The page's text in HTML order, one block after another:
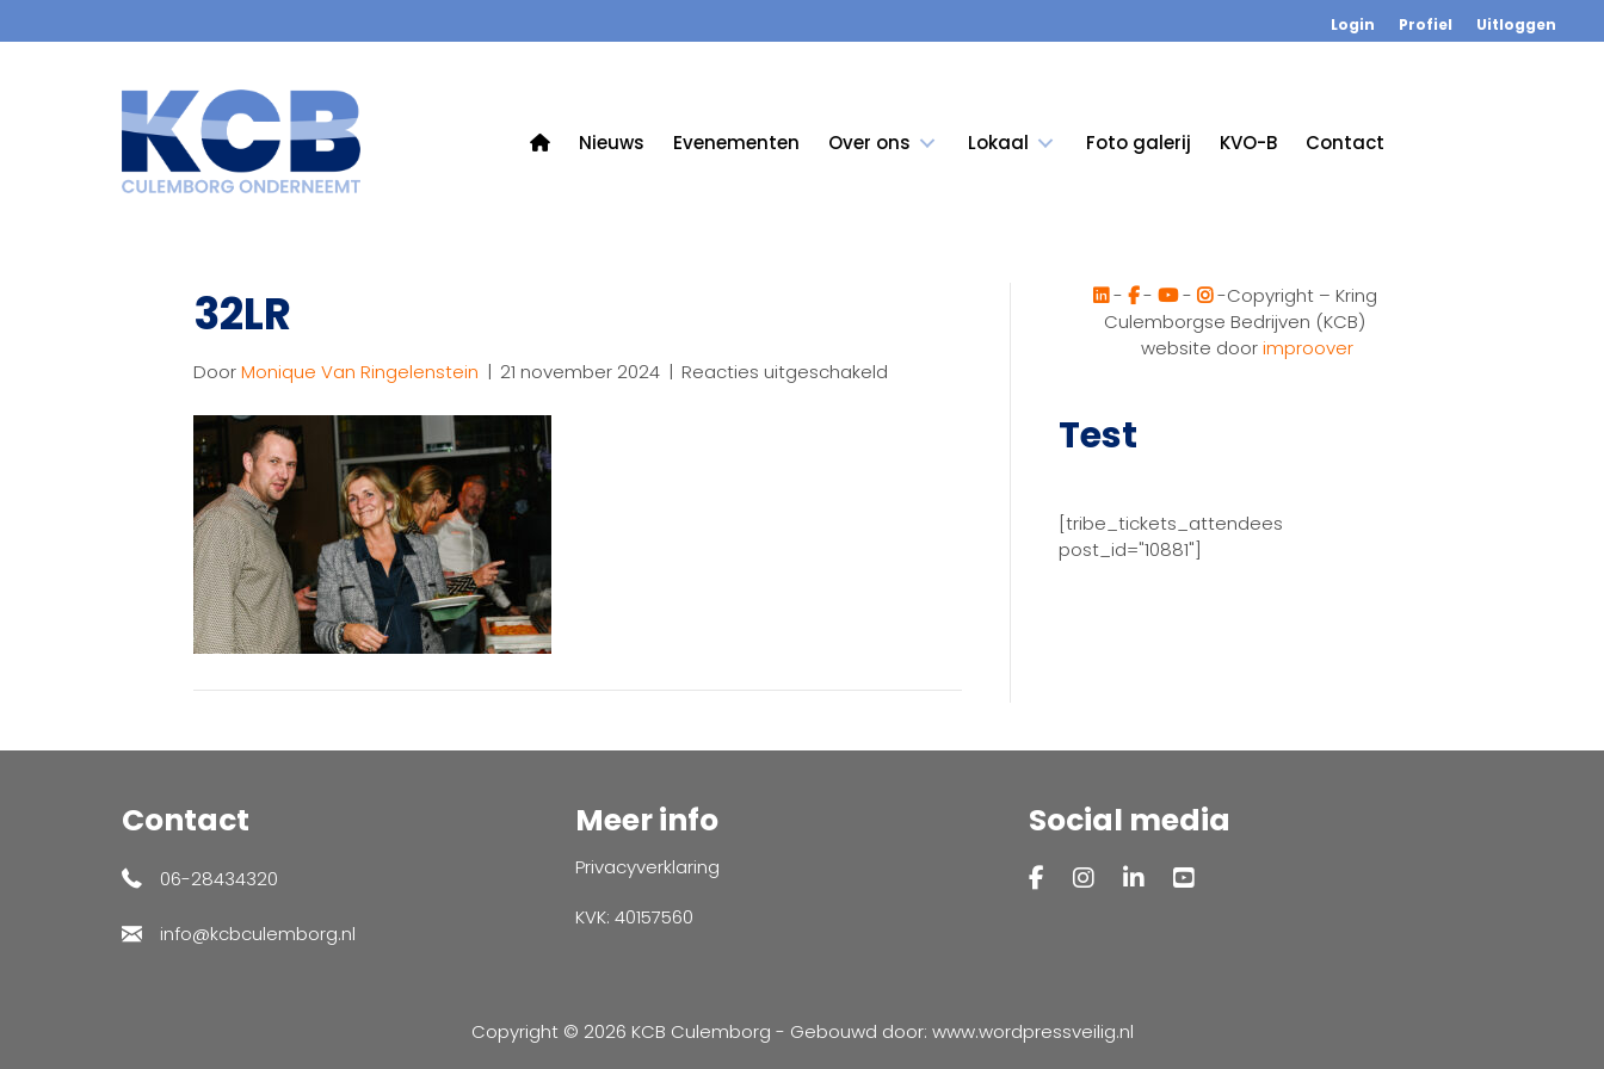
Login Profiel Uitloggen
Nieuws Evenementen Over ons Lokaal Foto galerij KVO-B Contact
32LR
DoorMonique Van Ringelenstein | 21 november 2024 | Reacties uitgeschakeld
- - -
-Copyright – Kring
Culemborgse Bedrijven (KCB)
website doorimproover
Test
[tribe_tickets_attendees
post_id="10881"]
Contact
06-28434320
info@kcbculemborg.nl
Meer info
Privacyverklaring
KVK: 40157560
Social media
Copyright © 2026 KCB Culemborg - Gebouwd door: www.wordpressveilig.nl